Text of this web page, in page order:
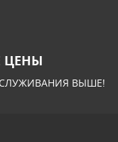
ЦЕНЫ
ВЫШЕ!